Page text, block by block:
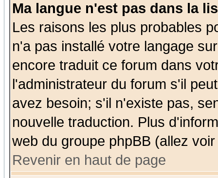
Ma langue n'est pas dans la
Les raisons les plus probables
n'a pas installé votre langage
encore traduit ce forum dans
l'administrateur du forum s'il
avez besoin; s'il n'existe pas,
nouvelle traduction. Plus
web du groupe phpBB (allez
Revenir en haut de page